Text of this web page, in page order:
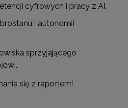
cyfrowych i pracy z AI,
i autonomii
sprzyjającego
się z raportem!